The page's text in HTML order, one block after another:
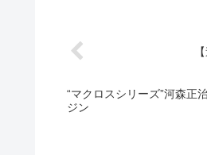
“マクロスシリーズ”河森
ジン